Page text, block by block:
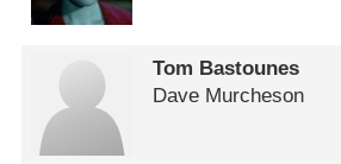
Tom Bastounes
Dave Murcheson